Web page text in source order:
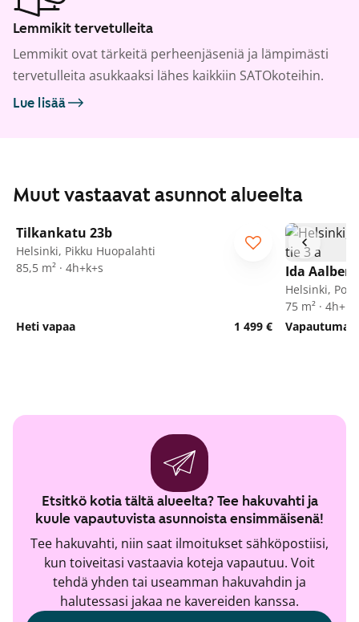
Lemmikit tervetulleita
Lemmikit ovat tärkeitä perheenjäseniä ja lämpimästi
tervetulleita asukkaaksi lähes kaikkiin SATOkoteihin.
Lue lisää
Muut vastaavat asunnot alueelta
ARA
Tilkankatu 23b
Helsinki, Pikku Huopalahti
85,5 m² · 4h+k+s
Heti vapaa 1 499 €
Ida
Helsinki,
75 m² · 4h+k
Etsitkö kotia tältä alueelta? Tee hakuvahti ja
kuule vapautuvista asunnoista ensimmäisenä!
Tee hakuvahti, niin saat ilmoitukset sähköpostiisi,
kun toiveitasi vastaavia koteja vapautuu. Voit
tehdä yhden tai useamman hakuvahdin ja
halutessasi jakaa ne kavereiden kanssa.